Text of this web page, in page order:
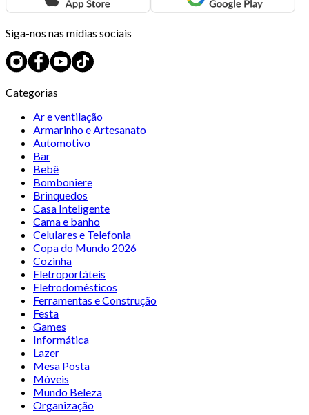
Siga-nos nas mídias sociais
Categorias
Ar e ventilação
Armarinho e Artesanato
Automotivo
Bar
Bebê
Bomboniere
Brinquedos
Casa Inteligente
Cama e banho
Celulares e Telefonia
Copa do Mundo 2026
Cozinha
Eletroportáteis
Eletrodomésticos
Ferramentas e Construção
Festa
Games
Informática
Lazer
Mesa Posta
Móveis
Mundo Beleza
Organização